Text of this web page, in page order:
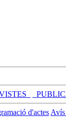
d'actes